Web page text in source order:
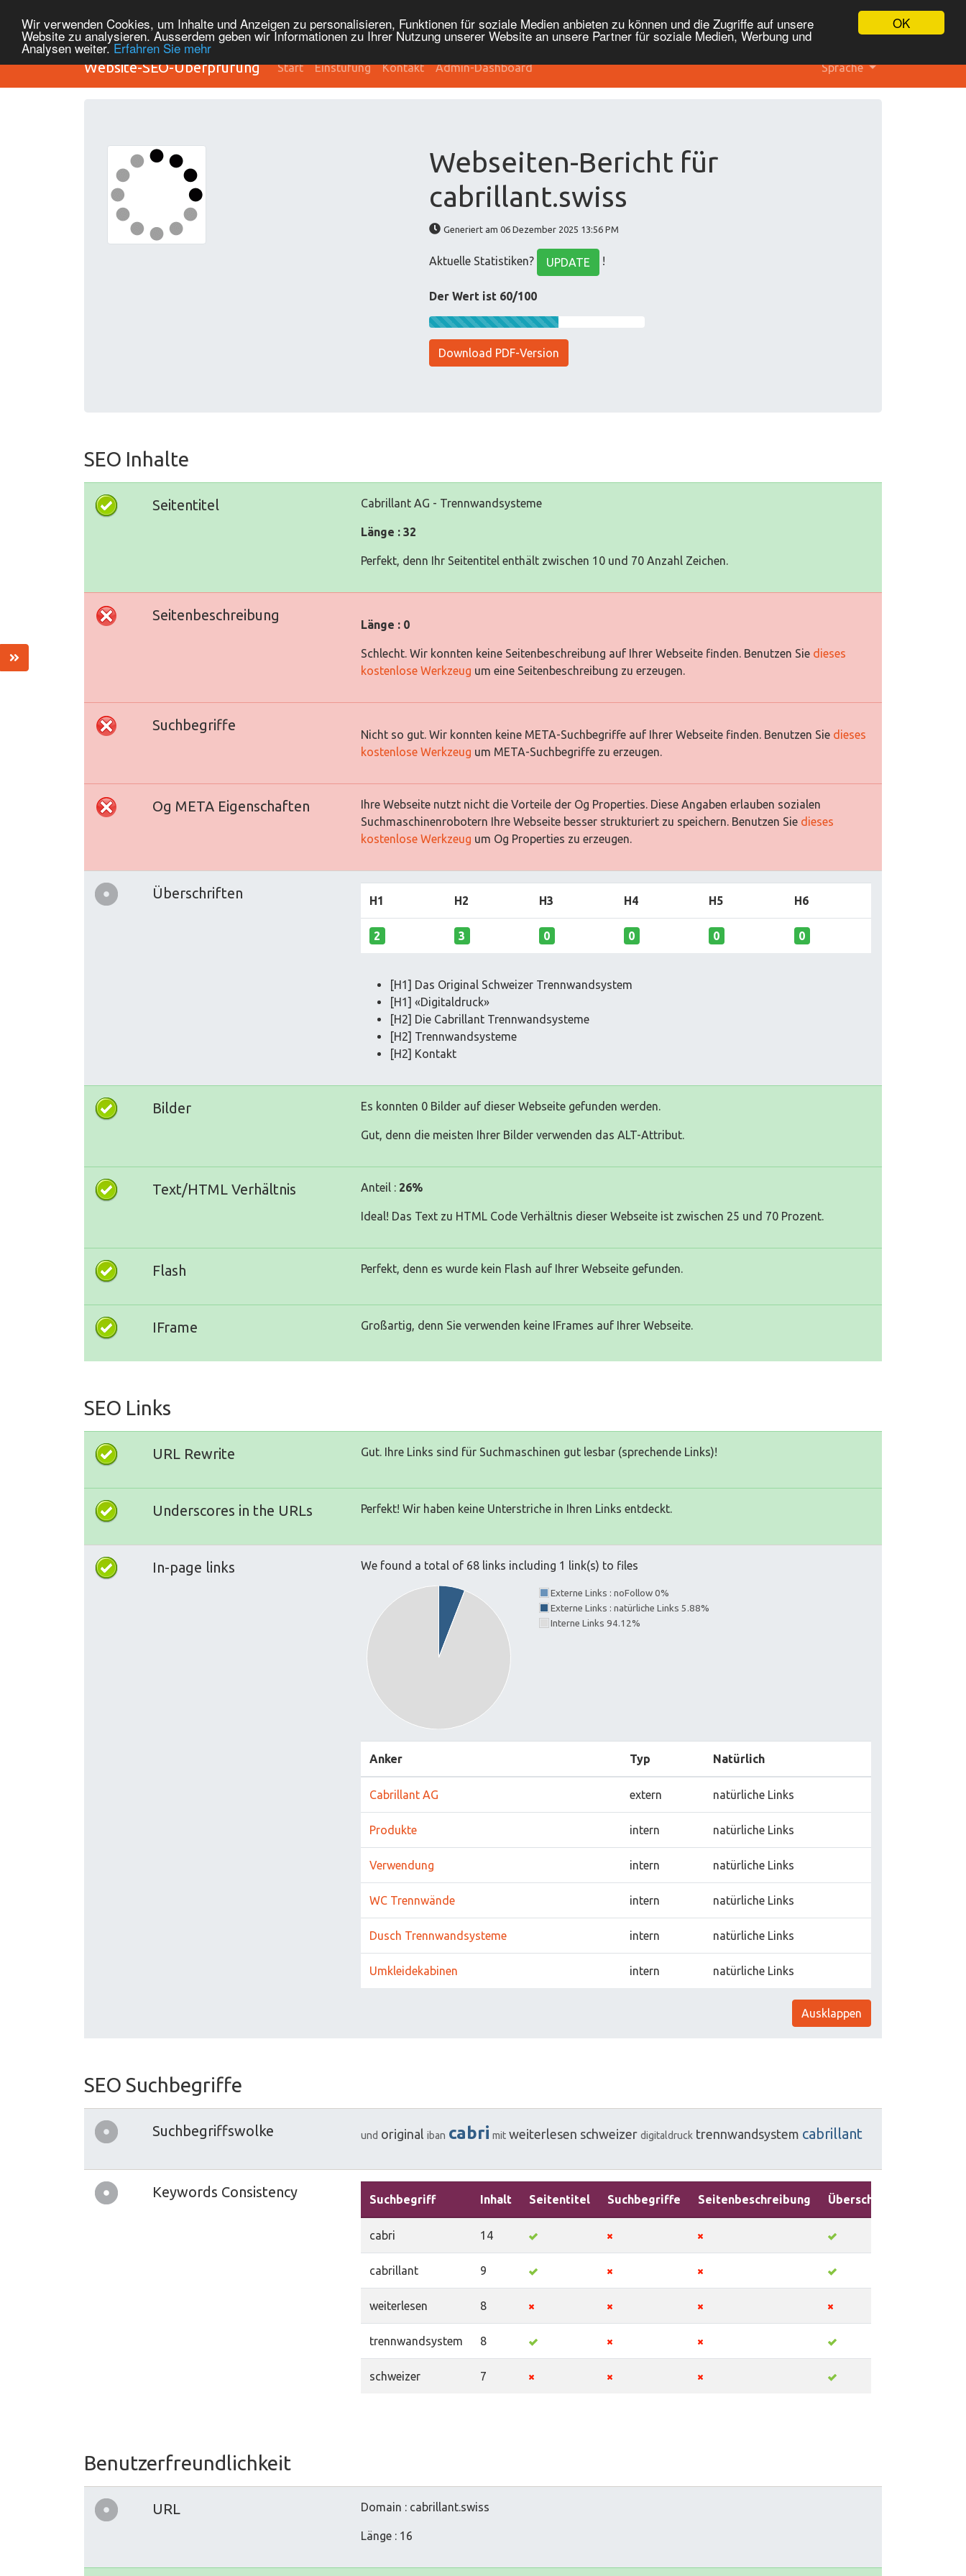
OK
Wir verwenden Cookies, um Inhalte und Anzeigen zu personalisieren, Funktionen für soziale Medien anbieten zu können und die Zugriffe auf unsere
Website zu analysieren. Ausserdem geben wir Informationen zu Ihrer Nutzung unserer Website an unsere Partner für soziale Medien, Werbung und
Analysen weiter. Erfahren Sie mehr
Website-SEO-Überprüfung Start Einstufung Kontakt Admin-Dashboard Sprache
Webseiten-Bericht für
cabrillant.swiss
Generiert am 06 Dezember 2025 13:56 PM
Aktuelle Statistiken? UPDATE !
Der Wert ist 60/100
Download PDF-Version
SEO Inhalte
Seitentitel Cabrillant AG - Trennwandsysteme
Länge : 32
Perfekt, denn Ihr Seitentitel enthält zwischen 10 und 70 Anzahl Zeichen.
Seitenbeschreibung
Länge : 0
Schlecht. Wir konnten keine Seitenbeschreibung auf Ihrer Webseite finden. Benutzen Sie dieses
kostenlose Werkzeug um eine Seitenbeschreibung zu erzeugen.
Suchbegriffe
Nicht so gut. Wir konnten keine META-Suchbegriffe auf Ihrer Webseite finden. Benutzen Sie dieses
kostenlose Werkzeug um META-Suchbegriffe zu erzeugen.
Og META Eigenschaften
Ihre Webseite nutzt nicht die Vorteile der Og Properties. Diese Angaben erlauben sozialen
Suchmaschinenrobotern Ihre Webseite besser strukturiert zu speichern. Benutzen Sie dieses
kostenlose Werkzeug um Og Properties zu erzeugen.
Überschriften H1 H2 H3 H4 H5 H6
2 3 0 0 0 0
[H1] Das Original Schweizer Trennwandsystem
[H1] «Digitaldruck»
[H2] Die Cabrillant Trennwandsysteme
[H2] Trennwandsysteme
[H2] Kontakt
Bilder Es konnten 0 Bilder auf dieser Webseite gefunden werden.
Gut, denn die meisten Ihrer Bilder verwenden das ALT-Attribut.
Text/HTML Verhältnis Anteil : 26%
Ideal! Das Text zu HTML Code Verhältnis dieser Webseite ist zwischen 25 und 70 Prozent.
Flash Perfekt, denn es wurde kein Flash auf Ihrer Webseite gefunden.
IFrame Großartig, denn Sie verwenden keine IFrames auf Ihrer Webseite.
SEO Links
URL Rewrite Gut. Ihre Links sind für Suchmaschinen gut lesbar (sprechende Links)!
Underscores in the URLs Perfekt! Wir haben keine Unterstriche in Ihren Links entdeckt.
In-page links We found a total of 68 links including 1 link(s) to files
Externe Links : noFollow 0%
Externe Links : natürliche Links 5.88%
Interne Links 94.12%
Anker Typ Natürlich
Cabrillant AG extern natürliche Links
Produkte intern natürliche Links
Verwendung intern natürliche Links
WC Trennwände intern natürliche Links
Dusch Trennwandsysteme intern natürliche Links
Umkleidekabinen intern natürliche Links
Ausklappen
SEO Suchbegriffe
Suchbegriffswolke und original iban cabri mit weiterlesen schweizer digitaldruck trennwandsystem cabrillant
Keywords Consistency Suchbegriff Inhalt Seitentitel Suchbegriffe Seitenbeschreibung Überschriften
cabri 14
cabrillant 9
weiterlesen 8
trennwandsystem 8
schweizer 7
Benutzerfreundlichkeit
URL Domain : cabrillant.swiss
Länge : 16